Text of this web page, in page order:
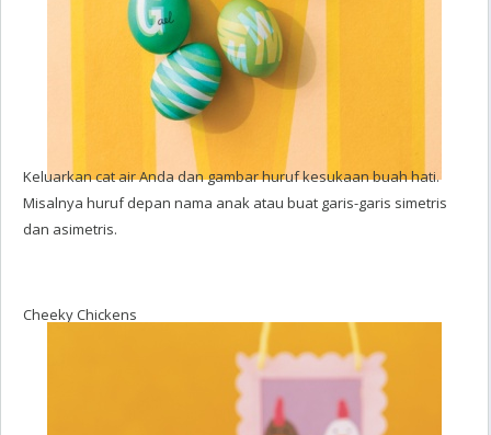
Keluarkan cat air Anda dan gambar huruf kesukaan buah hati.
Misalnya huruf depan nama anak atau buat garis-garis simetris
dan asimetris.
Cheeky Chickens